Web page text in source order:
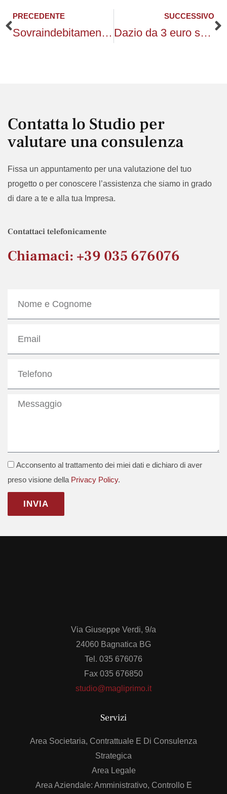
Precedente
PRECEDENTE
Sovraindebitamento ed esdebitazione, in consultazione la Circolare CCII
SUCCESSIVO
Dazio da 3 euro sui pacchi extra-UE, le nuove regole dal 1° luglio
Contatta lo Studio per
valutare una consulenza
Fissa un appuntamento per una valutazione del tuo
progetto o per conoscere l’assistenza che siamo in grado
di dare a te e alla tua Impresa.
Contattaci telefonicamente
Chiamaci: +39 035 676076
Messaggio
GDPR
Acconsento al trattamento dei miei dati e dichiaro di aver
preso visione della Privacy Policy.
INVIA
Via Giuseppe Verdi, 9/a
24060 Bagnatica BG
Tel. 035 676076
Fax 035 676850
studio@magliprimo.it
Servizi
Area Societaria, Contrattuale E Di Consulenza
Strategica
Area Legale
Area Aziendale: Amministrativo, Controllo E